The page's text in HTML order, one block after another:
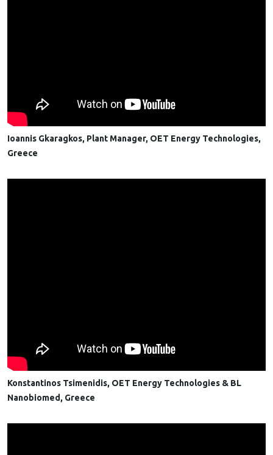
Ioannis Gkaragkos, Plant Manager, OET Energy Technologies,
Greece
Konstantinos Tsimenidis, OET Energy Technologies & BL
Nanobiomed, Greece